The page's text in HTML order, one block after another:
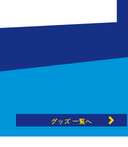
グッズ 一覧へ